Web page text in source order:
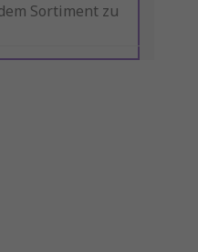
Sortiment zu